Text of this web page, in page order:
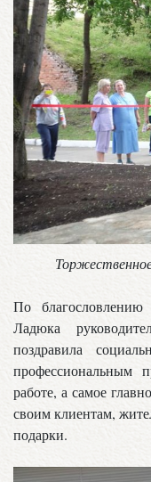
По благословлению
Ладюка
поздравила
профессиональным
работе, а самое
своим клиентам,
подарки.